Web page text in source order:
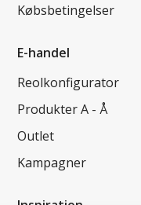
Købsbetingelser
E-handel
Reolkonfigurator
Produkter A - Å
Outlet
Kampagner